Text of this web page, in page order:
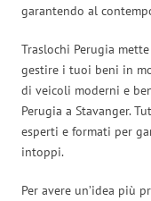
garantendo al
Traslochi Perugia
gestire i tuoi beni in
di veicoli moderni e
Perugia a Stavanger.
esperti e formati per
intoppi.
Per avere un’idea più